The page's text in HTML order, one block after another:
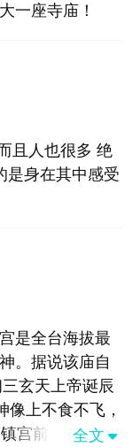
一座寺庙！
且人也很多 绝
是身在其中感受
是全台海拔最
。据说该庙自
玄天上帝诞辰
像上不食不飞，
宫前的梅花蓓
全文 